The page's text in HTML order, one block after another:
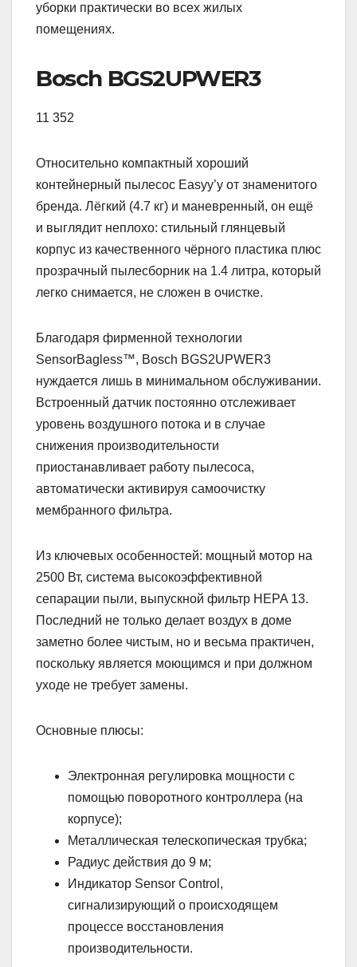
уборки практически во всех жилых
помещениях.
Bosch BGS2UPWER3
11 352
Относительно компактный хороший
контейнерный пылесос Easyy’y от знаменитого
бренда. Лёгкий (4.7 кг) и маневренный, он ещё
и выглядит неплохо: стильный глянцевый
корпус из качественного чёрного пластика плюс
прозрачный пылесборник на 1.4 литра, который
легко снимается, не сложен в очистке.
Благодаря фирменной технологии
SensorBagless™, Bosch BGS2UPWER3
нуждается лишь в минимальном обслуживании.
Встроенный датчик постоянно отслеживает
уровень воздушного потока и в случае
снижения производительности
приостанавливает работу пылесоса,
автоматически активируя самоочистку
мембранного фильтра.
Из ключевых особенностей: мощный мотор на
2500 Вт, система высокоэффективной
сепарации пыли, выпускной фильтр HEPA 13.
Последний не только делает воздух в доме
заметно более чистым, но и весьма практичен,
поскольку является моющимся и при должном
уходе не требует замены.
Основные плюсы:
Электронная регулировка мощности с
помощью поворотного контроллера (на
корпусе);
Металлическая телескопическая трубка;
Радиус действия до 9 м;
Индикатор Sensor Control,
сигнализирующий о происходящем
процессе восстановления
производительности.